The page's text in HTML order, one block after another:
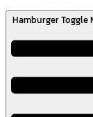
Hamburger Toggle